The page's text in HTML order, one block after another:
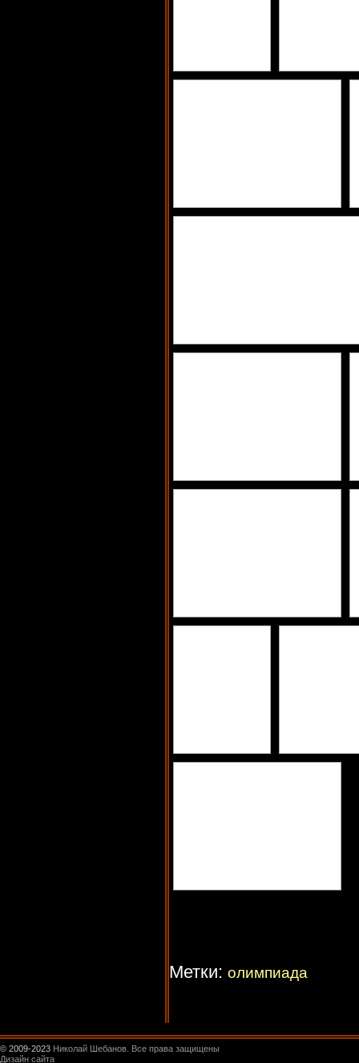
Метки: олимпиада
© 2009-2023 Николай Шебанов. Все права защищены
Дизайн сайта